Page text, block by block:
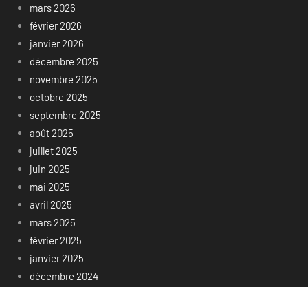
mars 2026
février 2026
janvier 2026
décembre 2025
novembre 2025
octobre 2025
septembre 2025
août 2025
juillet 2025
juin 2025
mai 2025
avril 2025
mars 2025
février 2025
janvier 2025
décembre 2024